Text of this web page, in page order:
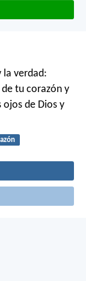
la verdad:
tu corazón y
ojos de Dios y